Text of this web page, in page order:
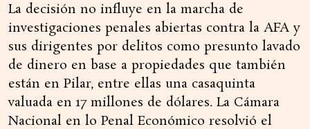
La decisión no influye en la marcha de
investigaciones penales abiertas contra la AFA y
sus dirigentes por delitos como presunto lavado
de dinero en base a propiedades que también
están en Pilar, entre ellas una casaquinta
valuada en 17 millones de dólares. La Cámara
Nacional en lo Penal Económico resolvió el